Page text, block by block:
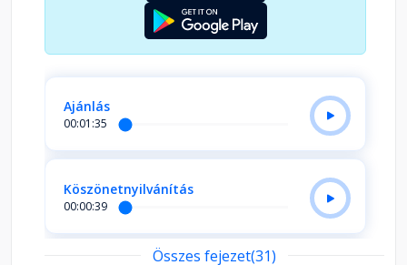
Ajánlás
00:01:35
Köszönetnyilvánítás
00:00:39
Összes fejezet(31)